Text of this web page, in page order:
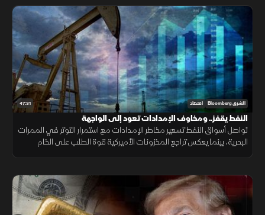
47:31 الشرق Bloomberg اقتصاد
النفط يقفز.. ومخاوف الإمدادات تعود إلى الواجهة
تواصل أسواق النفط تسعير مخاطر الإمدادات مع استمرار التوتر في الممرات
البحرية، بينما يعكس تراجع المخزونات الأميركية قوة الطلب على الخام